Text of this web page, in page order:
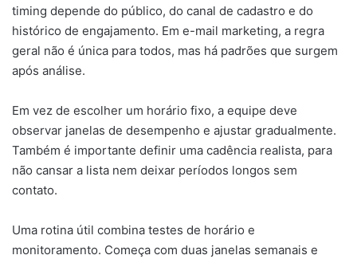
timing depende do público, do canal de cadastro e do
histórico de engajamento. Em e-mail marketing, a regra
geral não é única para todos, mas há padrões que surgem
após análise.
Em vez de escolher um horário fixo, a equipe deve
observar janelas de desempenho e ajustar gradualmente.
Também é importante definir uma cadência realista, para
não cansar a lista nem deixar períodos longos sem
contato.
Uma rotina útil combina testes de horário e
monitoramento. Começa com duas janelas semanais e